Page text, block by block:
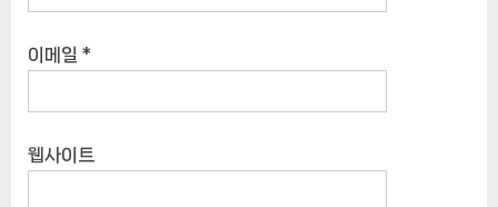
이메일 *
웹사이트